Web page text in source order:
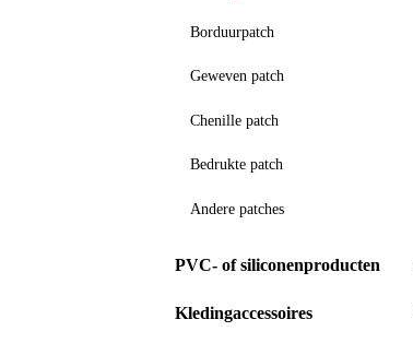
Borduurpatch
Geweven patch
Chenille patch
Bedrukte patch
Andere patches
PVC- of siliconenproducten
Kledingaccessoires